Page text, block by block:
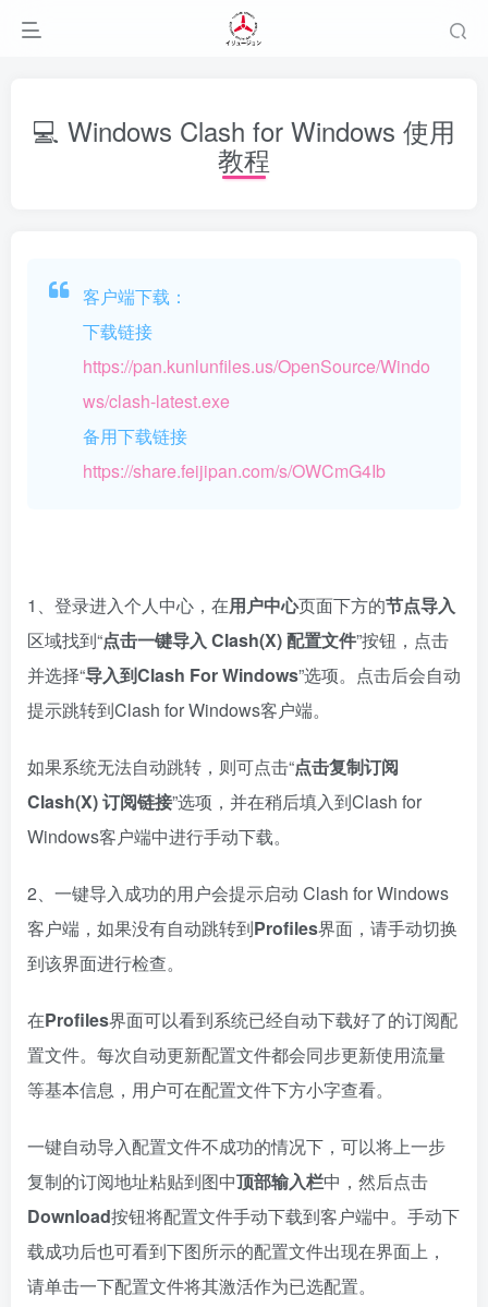
💻 Windows Clash for Windows 使用
教程
客户端下载：
下载链接
https://pan.kunlunfiles.us/OpenSource/Windo
ws/clash-latest.exe
备用下载链接
https://share.feijipan.com/s/OWCmG4Ib
1、登录进入个人中心，在用户中心页面下方的节点导入
区域找到“点击一键导入 Clash(X) 配置文件”按钮，点击
并选择“导入到Clash For Windows”选项。点击后会自动
提示跳转到Clash for Windows客户端。
如果系统无法自动跳转，则可点击“点击复制订阅
Clash(X) 订阅链接”选项，并在稍后填入到Clash for
Windows客户端中进行手动下载。
2、一键导入成功的用户会提示启动 Clash for Windows
客户端，如果没有自动跳转到Profiles界面，请手动切换
到该界面进行检查。
在Profiles界面可以看到系统已经自动下载好了的订阅配
置文件。每次自动更新配置文件都会同步更新使用流量
等基本信息，用户可在配置文件下方小字查看。
一键自动导入配置文件不成功的情况下，可以将上一步
复制的订阅地址粘贴到图中顶部输入栏中，然后点击
Download按钮将配置文件手动下载到客户端中。手动下
载成功后也可看到下图所示的配置文件出现在界面上，
请单击一下配置文件将其激活作为已选配置。